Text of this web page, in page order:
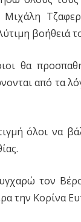
βοήθειά
θα
από τα
όλοι να
τον
την Κορίνα